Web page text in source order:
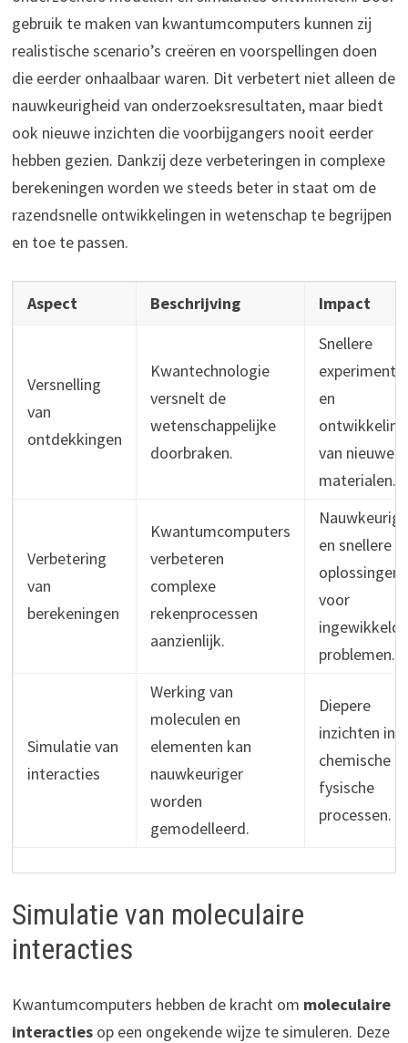
gebruik te maken van kwantumcomputers kunnen zij
realistische scenario’s creëren en voorspellingen doen
die eerder onhaalbaar waren. Dit verbetert niet alleen de
nauwkeurigheid van onderzoeksresultaten, maar biedt
ook nieuwe inzichten die voorbijgangers nooit eerder
hebben gezien. Dankzij deze verbeteringen in complexe
berekeningen worden we steeds beter in staat om de
razendsnelle ontwikkelingen in wetenschap te begrijpen
en toe te passen.
Aspect Beschrijving Impact
Versnelling
van
ontdekkingen
Kwantechnologie
versnelt de
wetenschappelijke
doorbraken.
Snellere
en
ontwikkeling
van nieuwe
materialen.
Verbetering
van
berekeningen
Kwantumcomputers
verbeteren
complexe
rekenprocessen
aanzienlijk.
en snellere
oplossingen
voor
ingewikkelde
problemen.
Simulatie van
interacties
Werking van
moleculen en
elementen kan
nauwkeuriger
worden
gemodelleerd.
Diepere
inzichten in
chemische
fysische
processen.
Simulatie van moleculaire
interacties
Kwantumcomputers hebben de kracht om moleculaire
interactiesop een ongekende wijze te simuleren. Deze